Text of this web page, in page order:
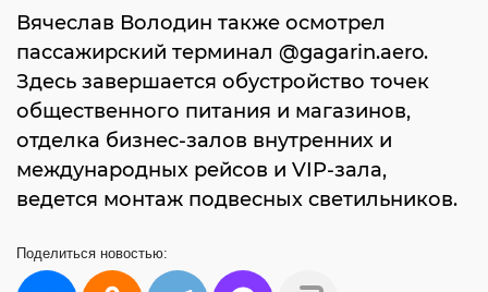
Вячеслав Володин также осмотрел
пассажирский терминал @gagarin.aero.
Здесь завершается обустройство точек
общественного питания и магазинов,
отделка бизнес-залов внутренних и
международных рейсов и VIP-зала,
ведется монтаж подвесных светильников.
Поделиться новостью: